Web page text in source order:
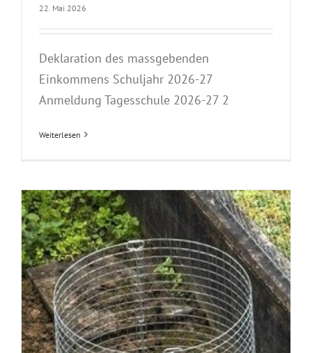
22. Mai 2026
Deklaration des massgebenden
Einkommens Schuljahr 2026-27
Anmeldung Tagesschule 2026-27 2
Weiterlesen